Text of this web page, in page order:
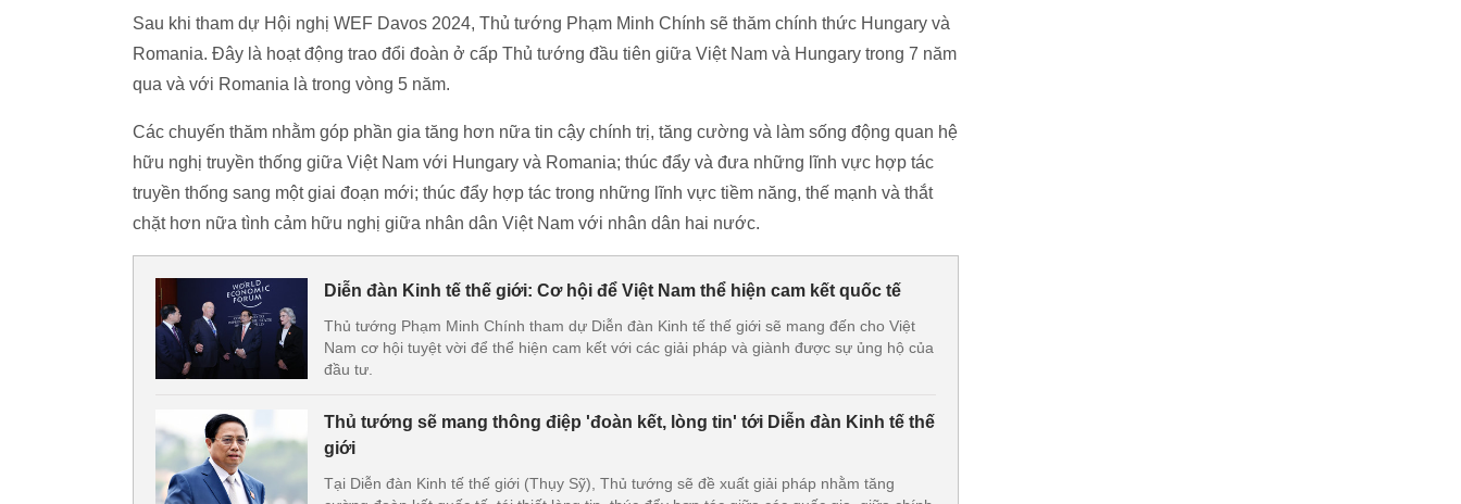
Sau khi tham dự Hội nghị WEF Davos 2024, Thủ tướng Phạm Minh Chính sẽ thăm chính thức Hungary và
Romania. Đây là hoạt động trao đổi đoàn ở cấp Thủ tướng đầu tiên giữa Việt Nam và Hungary trong 7 năm
qua và với Romania là trong vòng 5 năm.
Các chuyến thăm nhằm góp phần gia tăng hơn nữa tin cậy chính trị, tăng cường và làm sống động quan hệ
hữu nghị truyền thống giữa Việt Nam với Hungary và Romania; thúc đẩy và đưa những lĩnh vực hợp tác
truyền thống sang một giai đoạn mới; thúc đẩy hợp tác trong những lĩnh vực tiềm năng, thế mạnh và thắt
chặt hơn nữa tình cảm hữu nghị giữa nhân dân Việt Nam với nhân dân hai nước.
Diễn đàn Kinh tế thế giới: Cơ hội để Việt Nam thể hiện cam kết quốc tế
Thủ tướng Phạm Minh Chính tham dự Diễn đàn Kinh tế thế giới sẽ mang đến cho Việt
Nam cơ hội tuyệt vời để thể hiện cam kết với các giải pháp và giành được sự ủng hộ của
đầu tư.
Thủ tướng sẽ mang thông điệp 'đoàn kết, lòng tin' tới Diễn đàn Kinh tế thế
giới
Tại Diễn đàn Kinh tế thế giới (Thụy Sỹ), Thủ tướng sẽ đề xuất giải pháp nhằm tăng